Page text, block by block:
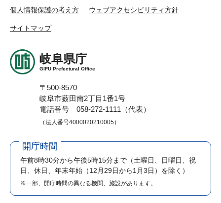
個人情報保護の考え方 ウェブアクセシビリティ方針
サイトマップ
岐阜県庁
GIFU Prefectural Office
〒500-8570
岐阜市薮田南2丁目1番1号
電話番号 058-272-1111（代表）
（法人番号4000020210005）
開庁時間
午前8時30分から午後5時15分まで （土曜日、日曜日、祝
日、休日、年末年始（12月29日から1月3日）を除く）
※一部、開庁時間の異なる機関、施設があります。